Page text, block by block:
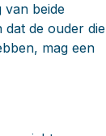
van beide
de ouder die
mag een